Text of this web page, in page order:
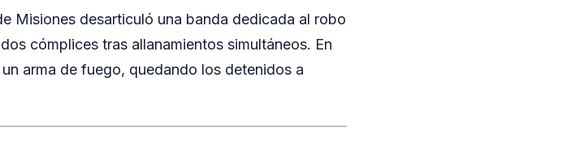
Misiones desarticuló una banda dedicada al robo
cómplices tras allanamientos simultáneos. En
arma de fuego, quedando los detenidos a